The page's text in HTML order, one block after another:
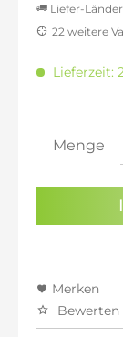
Sie
Kenntnis
Liefer-
inkl. 16%
inkl. 21%
inkl. 22%
22 weitere
Lieferzeit:
Menge
Merken
Bewerten